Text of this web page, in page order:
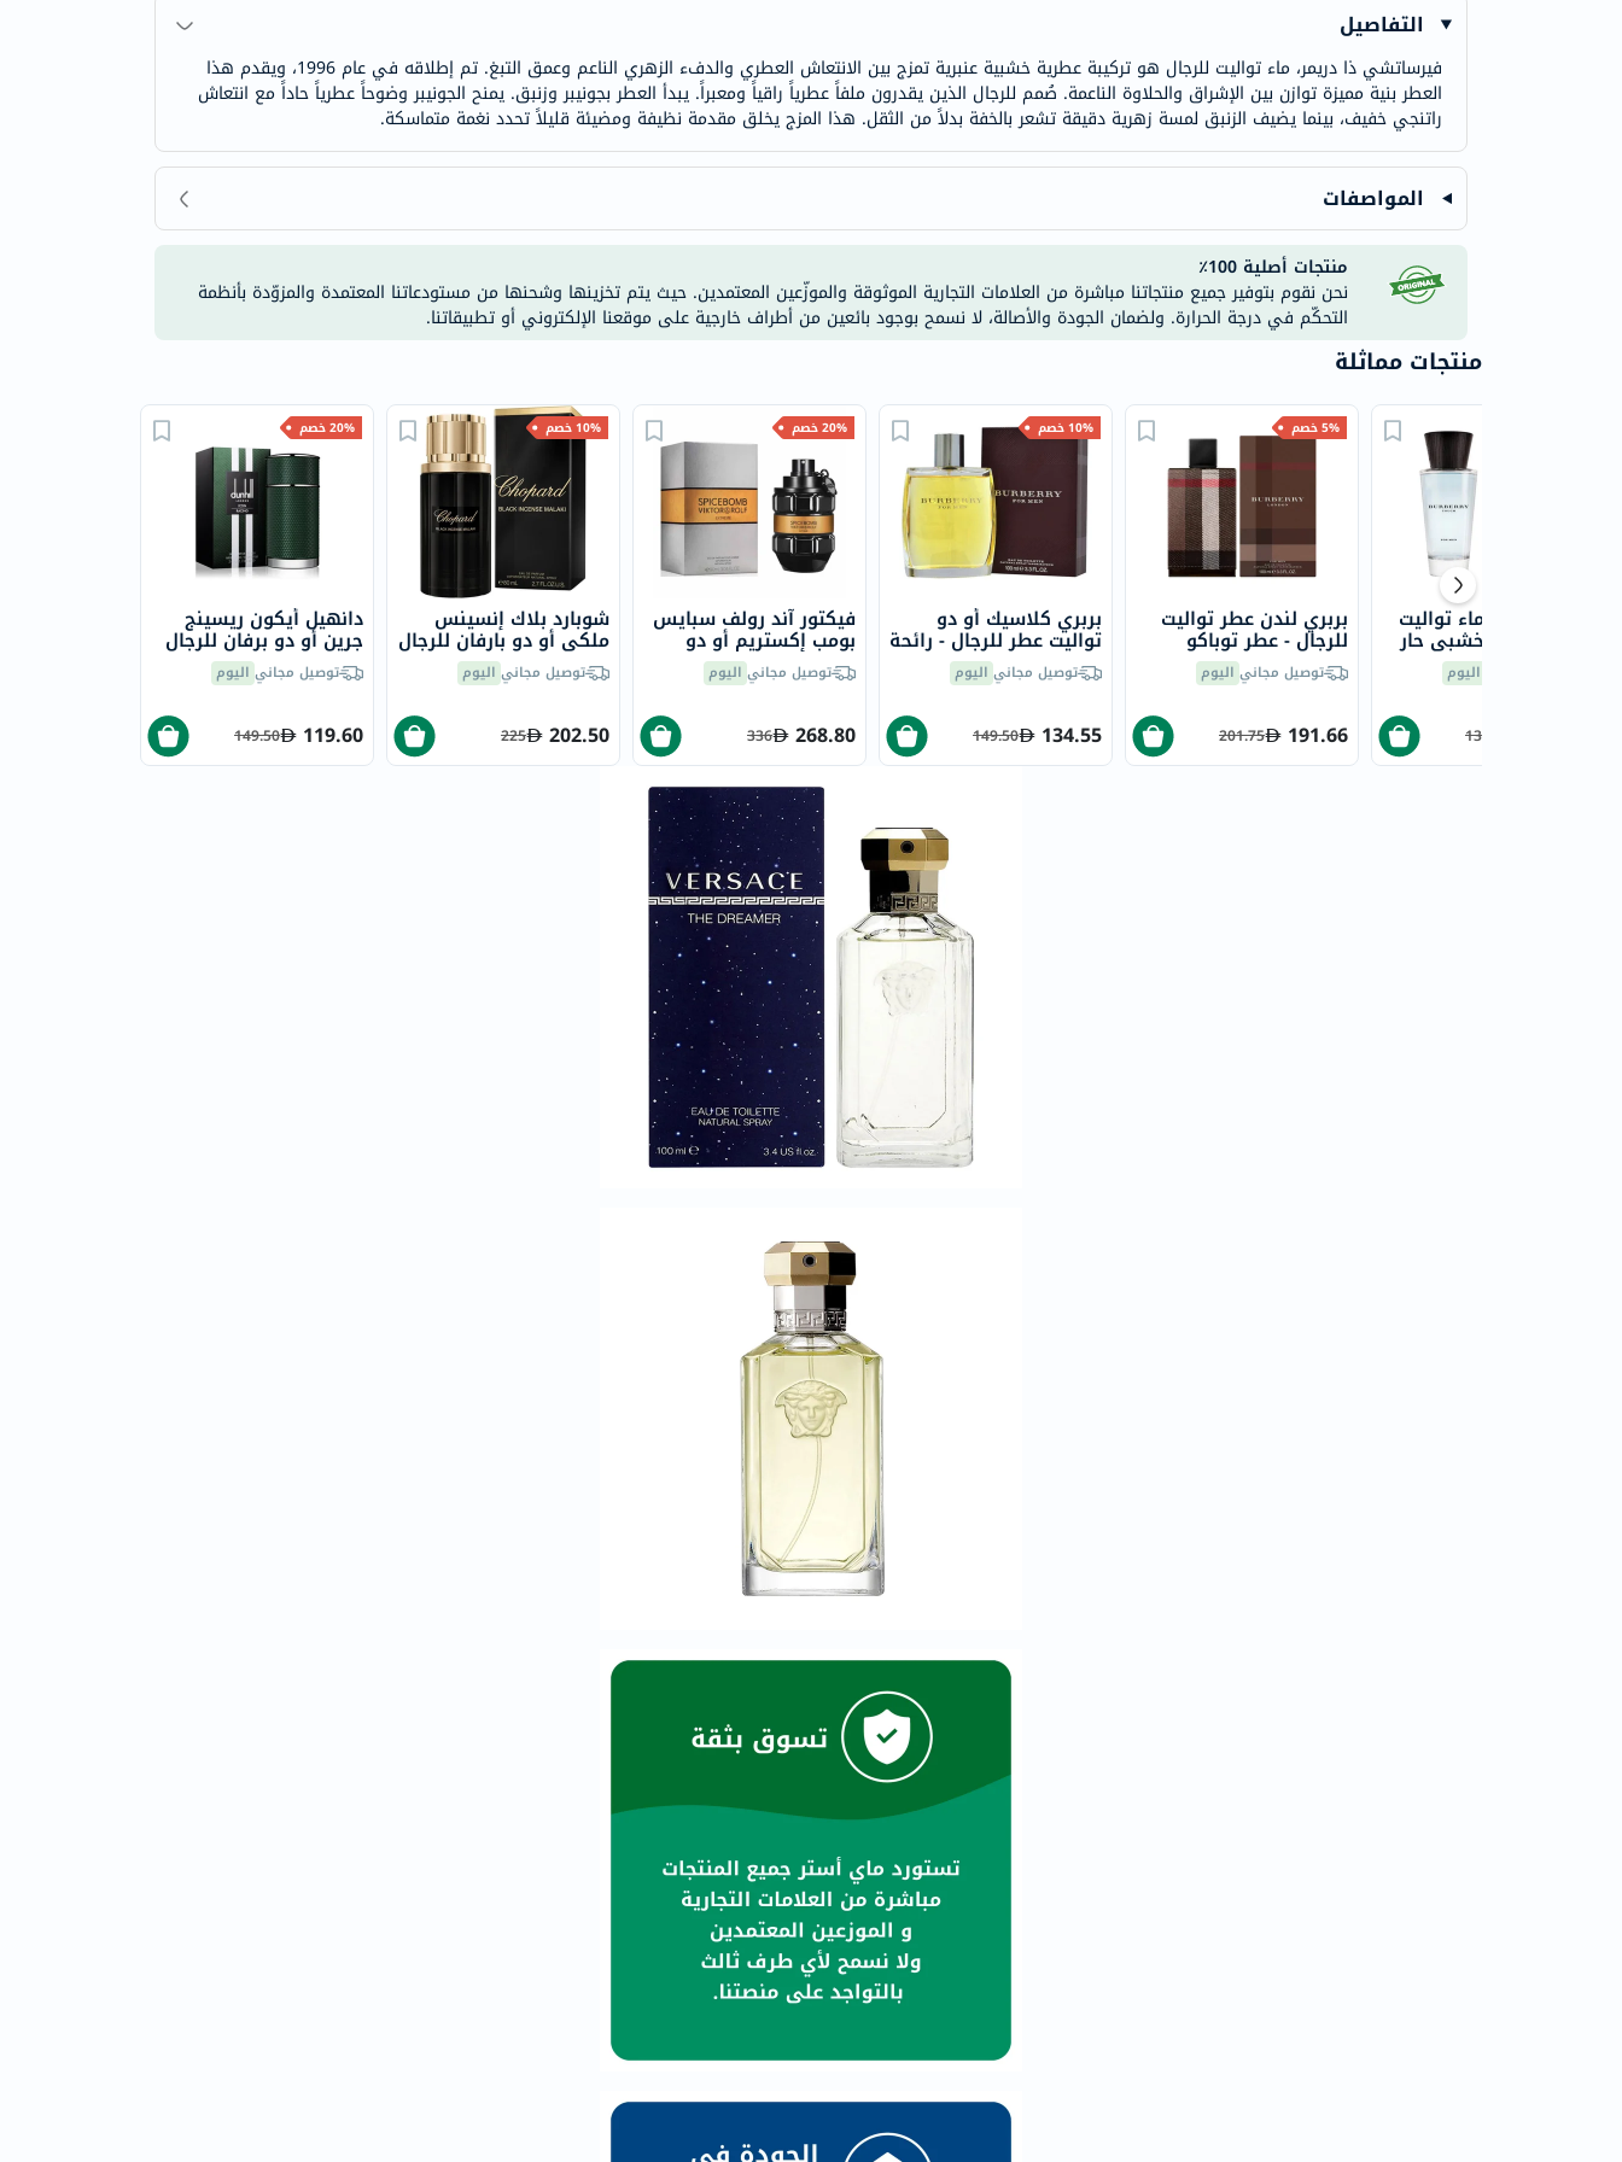
NMN
dessert-
essence
Biochem
skinceuticals
true-
honey
أساسيات
العناية
الصحية
باقة
خسارة
الوزن
فحص
صحي
روتيني
القلب
الصحي
Original
اختبار
التحسس
الغذائي
الحالة
الصحية
البشرة
والشعر
العظام
والمفاصل
المخ
صحة
القلب
مرضى
السكري
دعم
الكلى
والمسالك
البولية
دعم
الكبد
صحة
الفيتامينات
فيتامين
فيتامين
فيتامين
ب
فيتامين
ج
فيتامين
د
الحديد
التفاصيل
فيرساتشي ذا دريمر، ماء تواليت للرجال هو تركيبة عطرية خشبية عنبرية تمزج بين الانتعاش العطري والدفء الزهري الناعم وعمق التبغ. تم إطلاقه في عام 1996، ويقدم هذا
العطر بنية مميزة توازن بين الإشراق والحلاوة الناعمة. صُمم للرجال الذين يقدرون ملفاً عطرياً راقياً ومعبراً. يبدأ العطر بجونيبر وزنبق. يمنح الجونيبر وضوحاً عطرياً حاداً مع انتعاش
راتنجي خفيف، بينما يضيف الزنبق لمسة زهرية دقيقة تشعر بالخفة بدلاً من الثقل. هذا المزج يخلق مقدمة نظيفة ومضيئة قليلاً تحدد نغمة متماسكة.
المواصفات
منتجات أصلية 100٪
نحن نقوم بتوفير جميع منتجاتنا مباشرة من العلامات التجارية الموثوقة والموزّعين المعتمدين. حيث يتم تخزينها وشحنها من مستودعاتنا المعتمدة والمزوّدة بأنظمة
التحكّم في درجة الحرارة. ولضمان الجودة والأصالة، لا نسمح بوجود بائعين من أطراف خارجية على موقعنا الإلكتروني أو تطبيقاتنا.
منتجات مماثلة
20% خصم
دانهيل أيكون ريسينج
جرين أو دو برفان للرجال
100 ملتوصيل مجاني اليوم
119.60
149.50
10% خصم
شوبارد بلاك إنسينس
ملكي أو دو بارفان للرجال
80 ملتوصيل مجاني اليوم
202.50
225
20% خصم
فيكتور آند رولف سبايس
بومب إكستريم أو دو
برفيوم عطر للرجال - عطر
حار وخشبي 90 مل
توصيل مجاني اليوم
268.80
336
10% خصم
بربري كلاسيك أو دو
تواليت عطر للرجال - رائحة
خشبية حارة فاخرة 100
ملتوصيل مجاني اليوم
134.55
149.50
5% خصم
بربري لندن عطر تواليت
للرجال - عطر توباكو
الفاخر 100 ملتوصيل مجاني اليوم
191.66
201.75
بيربري تاتش ماء تواليت
للرجال - عطر خشبي حار
اليوم
137.50